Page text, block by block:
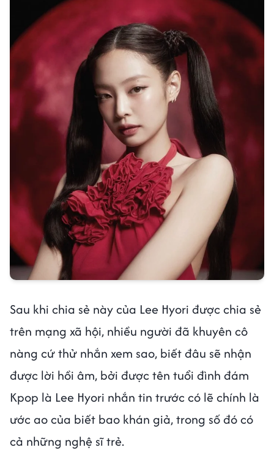
Sau khi chia sẻ này của Lee Hyori được chia sẻ
trên mạng xã hội, nhiều người đã khuyên cô
nàng cứ thử nhắn xem sao, biết đâu sẽ nhận
được lời hồi âm, bởi được tên tuổi đình đám
Kpop là Lee Hyori nhắn tin trước có lẽ chính là
ước ao của biết bao khán giả, trong số đó có
cả những nghệ sĩ trẻ.